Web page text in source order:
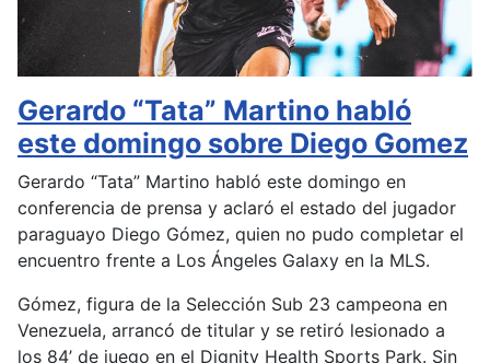
Gerardo “Tata” Martino habló
este domingo sobre Diego Gomez
Gerardo “Tata” Martino habló este domingo en
conferencia de prensa y aclaró el estado del jugador
paraguayo Diego Gómez, quien no pudo completar el
encuentro frente a Los Ángeles Galaxy en la MLS.
Gómez, figura de la Selección Sub 23 campeona en
Venezuela, arrancó de titular y se retiró lesionado a
los 84’ de juego en el Dignity Health Sports Park. Sin